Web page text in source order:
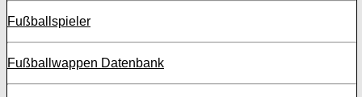
Fußballspieler
Fußballwappen Datenbank